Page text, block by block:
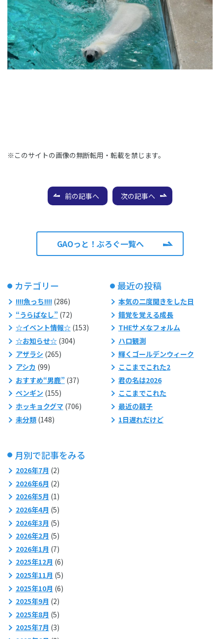
※このサイトの画像の無断転用・転載を禁じます。
前の記事へ 次の記事へ
GAOっと！ぶろぐ一覧へ
カテゴリー
!!!!魚っち!!!!(286)
“うらばなし”(72)
☆イベント情報☆(153)
☆お知らせ☆(304)
アザラシ (265)
アシカ (99)
おすすめ“男鹿”(37)
ペンギン (155)
ホッキョクグマ (706)
未分類(148)
最近の投稿
本気の二度聞きをした日
錯覚を覚える成長
THEサメなフォルム
ハロ観測
輝くゴールデンウィーク
ここまでこれた2
君の名は2026
ここまでこれた
最近の親子
1日遅れだけど
月別で記事をみる
2026年7月 (2)
2026年6月 (2)
2026年5月 (1)
2026年4月 (5)
2026年3月 (5)
2026年2月 (5)
2026年1月 (7)
2025年12月 (6)
2025年11月 (5)
2025年10月 (6)
2025年9月 (2)
2025年8月 (5)
2025年7月 (3)